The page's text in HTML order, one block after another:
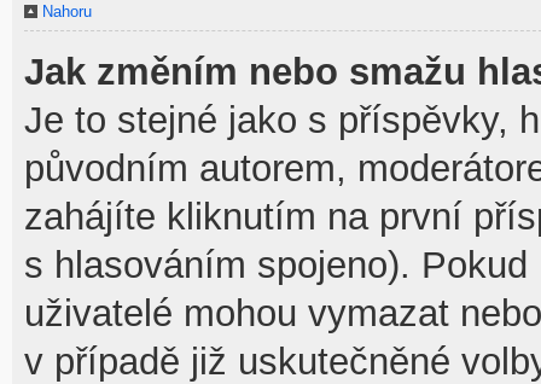
Nahoru
Jak změním nebo smažu
Je to stejné jako s příspěvky,
původním autorem,
zahájíte kliknutím na první
s hlasováním spojeno).
uživatelé mohou vymazat
v případě již uskutečněné